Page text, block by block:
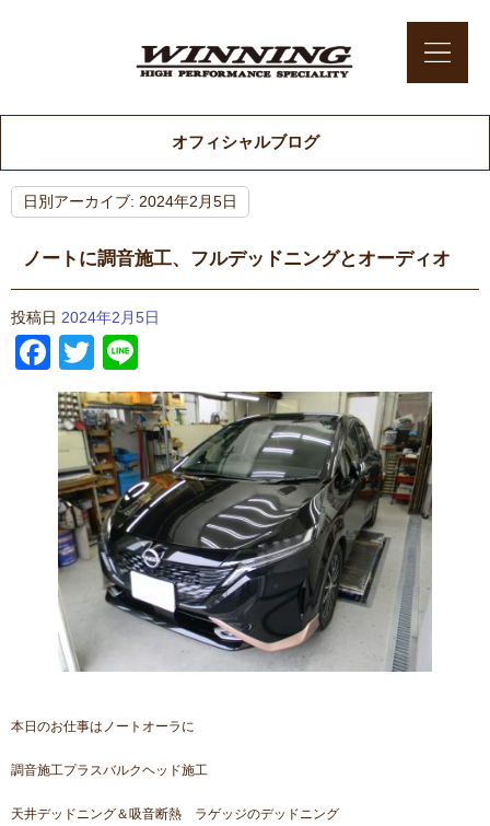
オフィシャルブログ
日別アーカイブ: 2024年2月5日
ノートに調音施工、フルデッドニングとオーディオ
投稿日 2024年2月5日
Facebook
Twitter
本日のお仕事はノートオーラに
調音施工プラスバルクヘッド施工
天井デッドニング＆吸音断熱 ラゲッジのデッドニング